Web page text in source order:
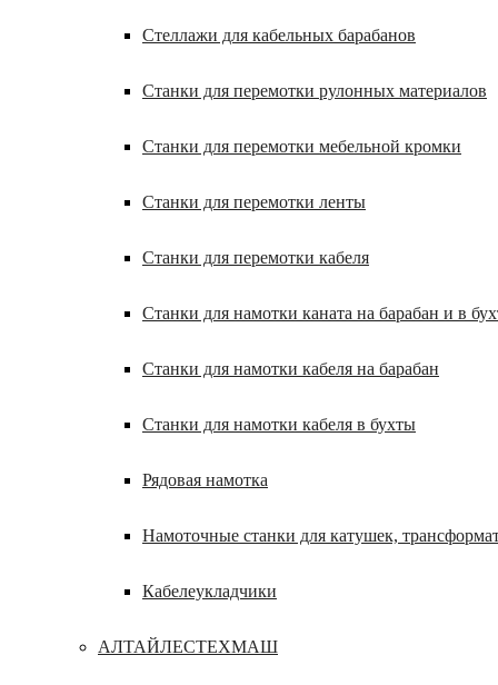
Стеллажи для кабельных барабанов
Станки для перемотки рулонных материалов
Станки для перемотки мебельной кромки
Станки для перемотки ленты
Станки для перемотки кабеля
Станки для намотки каната на барабан и в
Станки для намотки кабеля на барабан
Станки для намотки кабеля в бухты
Рядовая намотка
Намоточные станки для катушек,
Кабелеукладчики
АЛТАЙЛЕСТЕХМАШ